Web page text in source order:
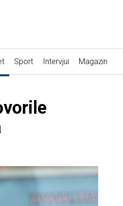
Sport Intervjui Magazin